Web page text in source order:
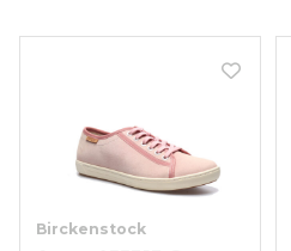
Birckenstock